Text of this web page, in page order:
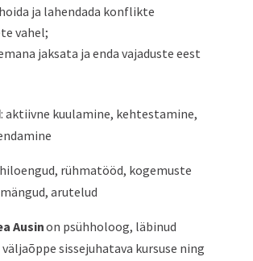
ja lahendada konflikte
vahel;
jaksata ja enda vajaduste eest
: aktiivne kuulamine, kehtestamine,
rühmatööd, kogemuste
arutelud
Ausinon psühholoog, läbinud
sissejuhatava kursuse ning